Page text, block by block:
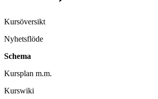
Kursöversikt
Nyhetsflöde
Schema
Kursplan m.m.
Kurswiki